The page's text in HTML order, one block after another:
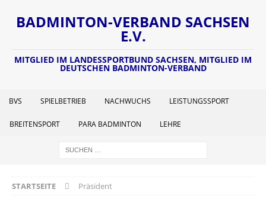
BADMINTON-VERBAND SACHSEN
E.V.
MITGLIED IM LANDESSPORTBUND SACHSEN, MITGLIED IM
DEUTSCHEN BADMINTON-VERBAND
BVS SPIELBETRIEB NACHWUCHS LEISTUNGSSPORT
BREITENSPORT PARA BADMINTON LEHRE
STARTSEITE Präsident